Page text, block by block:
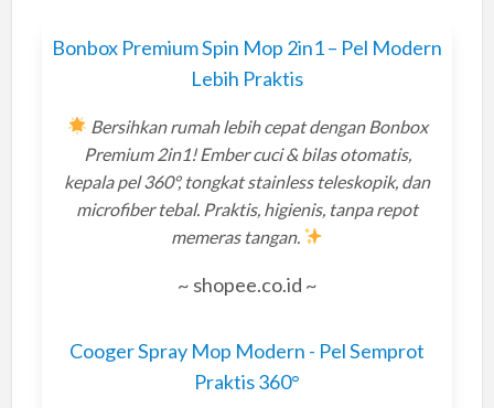
Bonbox Premium Spin Mop 2in1 – Pel Modern
Lebih Praktis
Bersihkan rumah lebih cepat dengan Bonbox
Premium 2in1! Ember cuci & bilas otomatis,
kepala pel 360°, tongkat stainless teleskopik, dan
microfiber tebal. Praktis, higienis, tanpa repot
memeras tangan.
~ shopee.co.id ~
Cooger Spray Mop Modern - Pel Semprot
Praktis 360°